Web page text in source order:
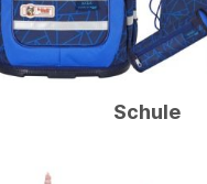
Schule